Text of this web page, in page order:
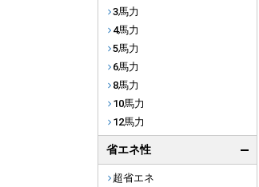
3馬力
4馬力
5馬力
6馬力
8馬力
10馬力
12馬力
省エネ性
超省エネ